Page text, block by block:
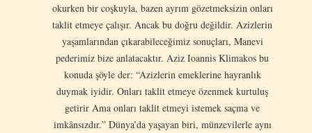
okurken bir coşkuyla, bazen ayrım gözetmeksizin onları
taklit etmeye çalışır. Ancak bu doğru değildir. Azizlerin
yaşamlarından çıkarabileceğimiz sonuçları, Manevi
pederimiz bize anlatacaktır. Aziz Ioannis Klimakos bu
konuda şöyle der: “Azizlerin emeklerine hayranlık
duymak iyidir. Onları taklit etmeye özenmek kurtuluş
getirir Ama onları taklit etmeyi istemek saçma ve
imkânsızdır.” Dünya’da yaşayan biri, münzevilerle aynı